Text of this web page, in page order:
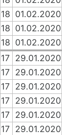
18 01.02.2020
18 01.02.2020
18 01.02.2020
17
29.01.2020
17
29.01.2020
17
29.01.2020
17
29.01.2020
17
29.01.2020
17
29.01.2020